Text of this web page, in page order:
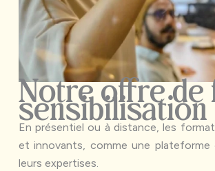
Notre offre
sensibilisation
En présentiel ou à distance, les
et innovants, comme une
leurs expertises.